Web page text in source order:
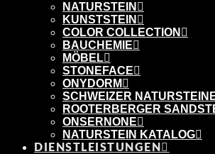
NATURSTEIN
KUNSTSTEIN
COLOR COLLECTION
BAUCHEMIE
MÖBEL
STONEFACE
ONYDORM
SCHWEIZER
ROOTERBERGER
ONSERNONE
NATURSTEIN KATALOG
DIENSTLEISTUNGEN